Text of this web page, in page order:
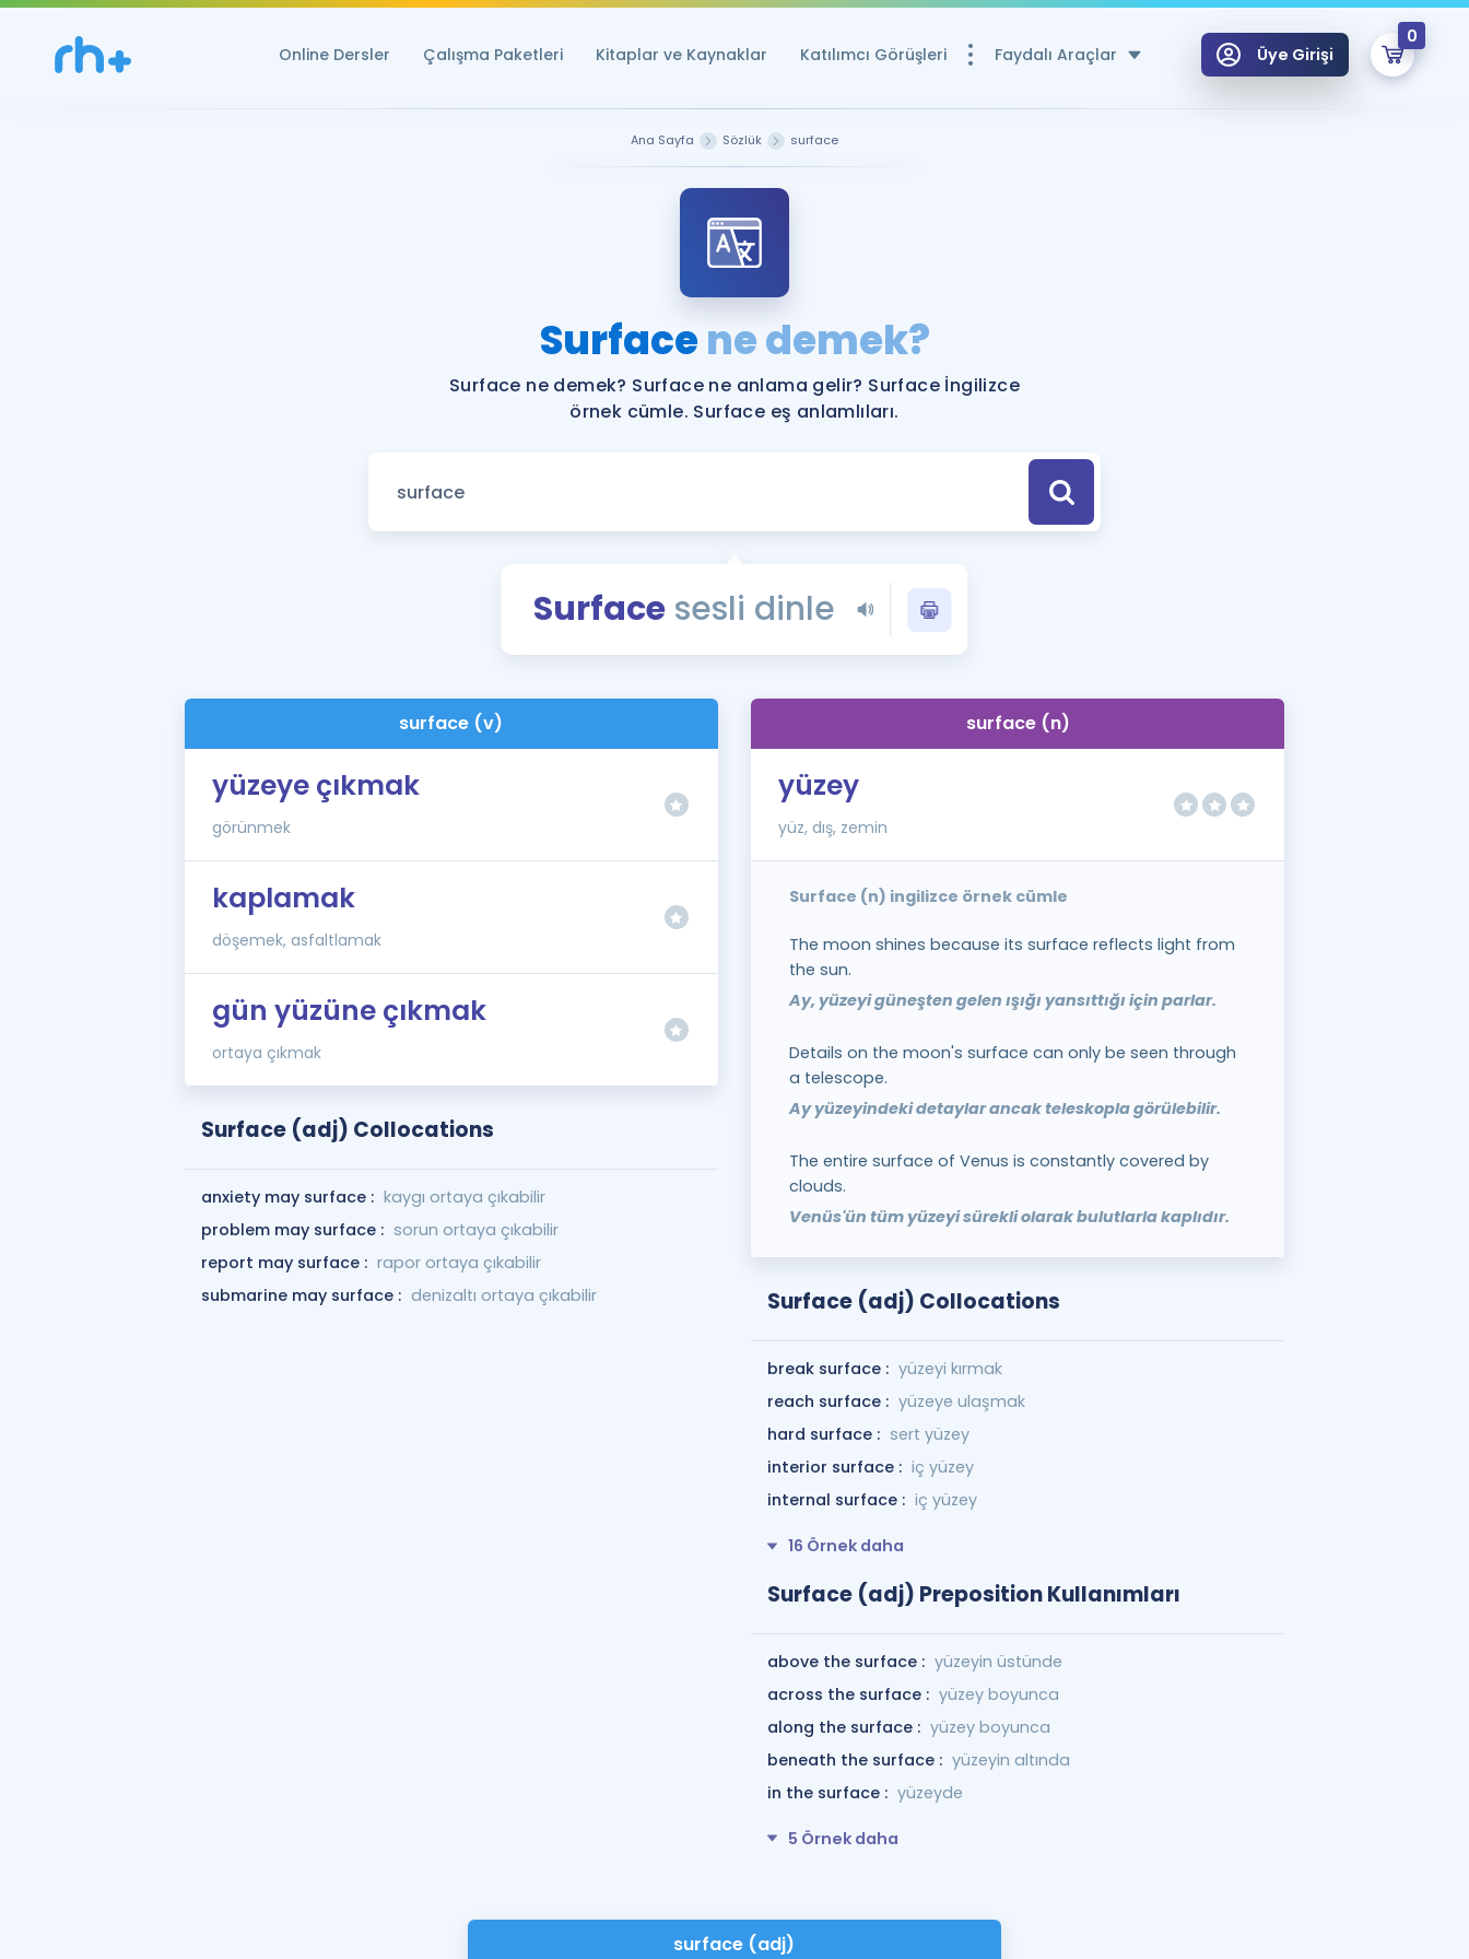
Online Dersler Çalışma Paketleri Kitaplar ve Kaynaklar Katılımcı Görüşleri Faydalı Araçlar
YDS ve YÖKDİL Puan Hesaplama Aracı
Rehberlik Aracı
YDS ve YÖKDİL'e Hazırlananlar için Öneriler
Tüm ÖSYM Sınavları Tek Takvimde
YDS - YÖKDİL Tüm Sınavlarla İlgili Haberler
İngilizce Gramer
Üye Girişi
0
Ana Sayfa Sözlük surface
Surfacene demek?
Surface ne demek? Surface ne anlama gelir? Surface İngilizce
örnek cümle. Surface eş anlamlıları.
Surface sesli dinle
surface (v)
yüzeye çıkmak
görünmek
kaplamak
döşemek, asfaltlamak
gün yüzüne çıkmak
ortaya çıkmak
Surface (adj) Collocations
anxiety may surface : kaygı ortaya çıkabilir
problem may surface : sorun ortaya çıkabilir
report may surface : rapor ortaya çıkabilir
submarine may surface : denizaltı ortaya çıkabilir
surface (n)
yüzey
yüz, dış, zemin
Surface (n) ingilizce örnek cümle
The moon shines because its surface reflects light from
the sun.
Ay, yüzeyi güneşten gelen ışığı yansıttığı için parlar.
Details on the moon's surface can only be seen through
a telescope.
Ay yüzeyindeki detaylar ancak teleskopla görülebilir.
The entire surface of Venus is constantly covered by
clouds.
Venüs'ün tüm yüzeyi sürekli olarak bulutlarla kaplıdır.
Surface (adj) Collocations
break surface : yüzeyi kırmak
reach surface : yüzeye ulaşmak
hard surface : sert yüzey
interior surface : iç yüzey
internal surface : iç yüzey
16 Örnek daha
Surface (adj) Preposition Kullanımları
above the surface : yüzeyin üstünde
across the surface : yüzey boyunca
along the surface : yüzey boyunca
beneath the surface : yüzeyin altında
in the surface : yüzeyde
5 Örnek daha
surface (adj)